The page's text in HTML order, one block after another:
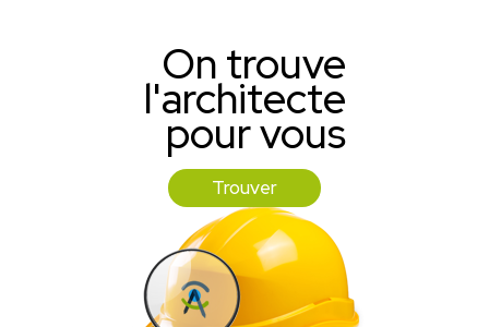
On trouve
l'architecte
pour vous
Trouver